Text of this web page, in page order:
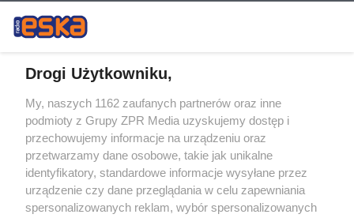
Żaden utwór zamieszczony w serwisie nie może być powielany i
rozpowszechniany lub dalej rozpowszechniany w jakikolwiek sposób (w
tym także elektroniczny lub mechaniczny) na jakimkolwiek polu
eksploatacji w jakiejkolwiek formie, włącznie z umieszczaniem w
Internecie bez pisemnej zgody właściciela praw. Jakiekolwiek użycie lub
wykorzystanie utworów w całości lub w części z naruszeniem prawa,
tzn. bez właściwej zgody, jest zabronione pod groźbą kary i może być
ścigane prawnie.
Drogi Użytkowniku,
My, naszych 1162 zaufanych partnerów oraz inne
podmioty z Grupy ZPR Media uzyskujemy dostęp i
przechowujemy informacje na urządzeniu oraz
przetwarzamy dane osobowe, takie jak unikalne
identyfikatory, standardowe informacje wysyłane przez
urządzenie czy dane przeglądania w celu zapewniania
spersonalizowanych reklam, wybór spersonalizowanych